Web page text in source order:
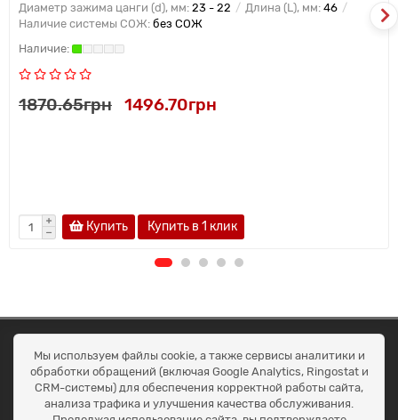
Диаметр зажима цанги (d), мм: 23 - 22 Длина (L), мм: 46
Наличие системы СОЖ: без СОЖ
1870.65грн 1496.70грн
Купить Купить в 1 клик
ОКЕАН ТРЕЙД
Договір публичної оферти
Доставка та оплата
Наші контакти
Умови повернення
Мы используем файлы cookie, а также сервисы аналитики и
обработки обращений (включая Google Analytics, Ringostat и
CRM-системы) для обеспечения корректной работы сайта,
анализа трафика и улучшения качества обслуживания.